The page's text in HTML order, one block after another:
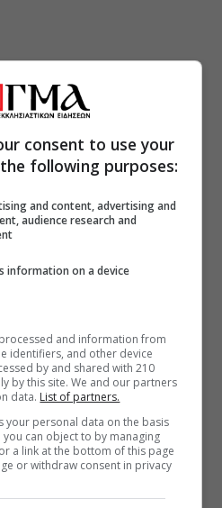
consent to use your
following purposes:
and content, advertising and
audience research and
information on a device
and information from
identifiers, and other device
by and shared with 210
by this site. We and our partners
data. List of partners.
your personal data on the basis
can object to by managing
a link at the bottom of this page
or withdraw consent in privacy